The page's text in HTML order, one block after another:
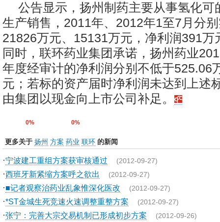
公告显示，扬州制药主要从事氢化可
生产销售，2011年、2012年1至7月分
21826万元、15131万元，净利润391万
同时，联环药业集团承诺，扬州药业
年度经审计的净利润分别不低于525.06
元；若标的资产届时净利润未达到上述
由集团以现金向上市公司补足。
0% 0%
更多关于 扬州 方案 药业 联环 的新闻
·宁波建工重组方案获审核通过 (2012-09-27)
·西班牙新紧缩方案呼之欲出 (2012-09-27)
·■记者观察治药业乱象惟深化医改 (2012-09-27)
·*ST金城生死竞速火速调整重整方案 (2012-09-27)
·张宁：完善大宗交易机制已形成初步方案 (2012-09-26)